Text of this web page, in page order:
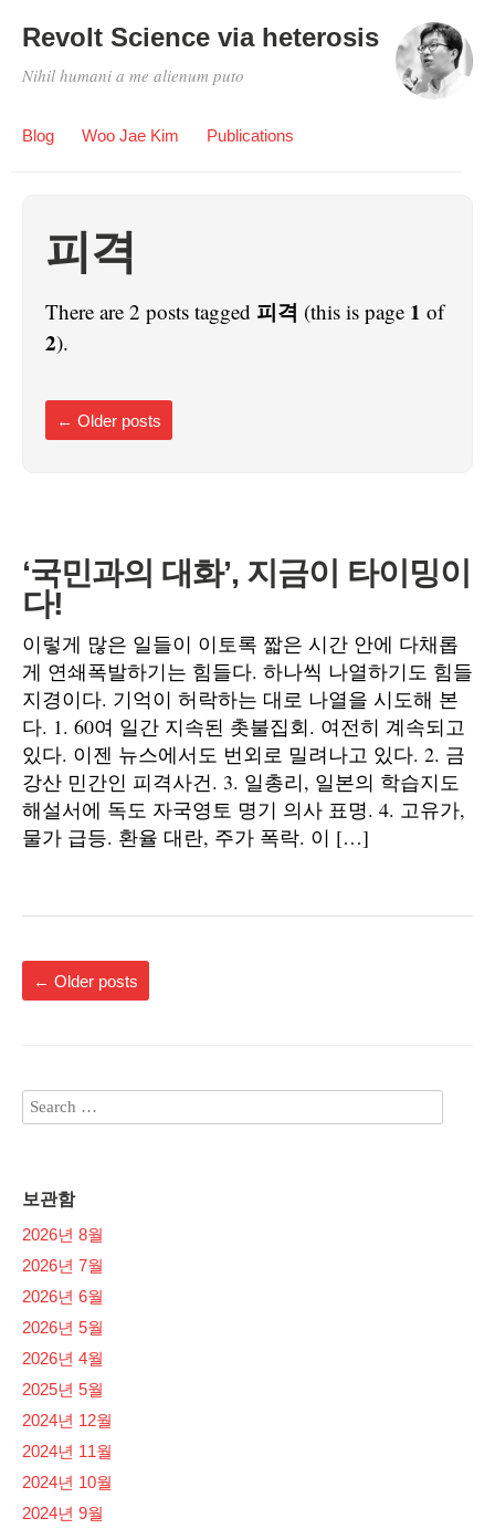
Revolt Science via heterosis
Nihil humani a me alienum puto
Blog Woo Jae Kim Publications
피격
There are 2 posts tagged 피격 (this is page 1 of
2).
← Older posts
‘국민과의 대화’, 지금이 타이밍이
다!
이렇게 많은 일들이 이토록 짧은 시간 안에 다채롭
게 연쇄폭발하기는 힘들다. 하나씩 나열하기도 힘들
지경이다. 기억이 허락하는 대로 나열을 시도해 본
다. 1. 60여 일간 지속된 촛불집회. 여전히 계속되고
있다. 이젠 뉴스에서도 번외로 밀려나고 있다. 2. 금
강산 민간인 피격사건. 3. 일총리, 일본의 학습지도
해설서에 독도 자국영토 명기 의사 표명. 4. 고유가,
물가 급등. 환율 대란, 주가 폭락. 이 […]
← Older posts
보관함
2026년 8월
2026년 7월
2026년 6월
2026년 5월
2026년 4월
2025년 5월
2024년 12월
2024년 11월
2024년 10월
2024년 9월